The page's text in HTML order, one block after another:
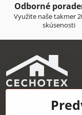
Odborné
Využite naše takmer
skúsenosti
CECHOTEX s.r.o.